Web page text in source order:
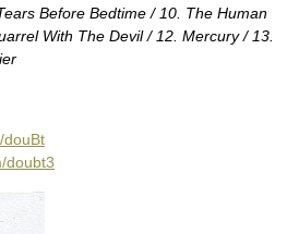
Before Bedtime / 10. The Human
With The Devil / 12. Mercury / 13.
douBt
doubt3